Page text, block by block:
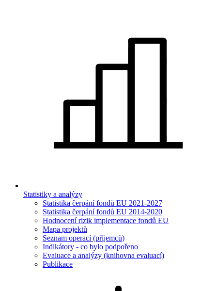
Statistiky a analýzy
Statistika čerpání fondů EU 2021-2027
Statistika čerpání fondů EU 2014-2020
Hodnocení rizik implementace fondů EU
Mapa projektů
Seznam operací (příjemců)
Indikátory - co bylo podpořeno
Evaluace a analýzy (knihovna evaluací)
Publikace